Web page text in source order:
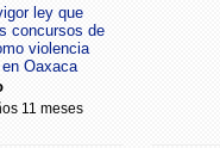
ley que
concursos de
violencia
Oaxaca
11 meses